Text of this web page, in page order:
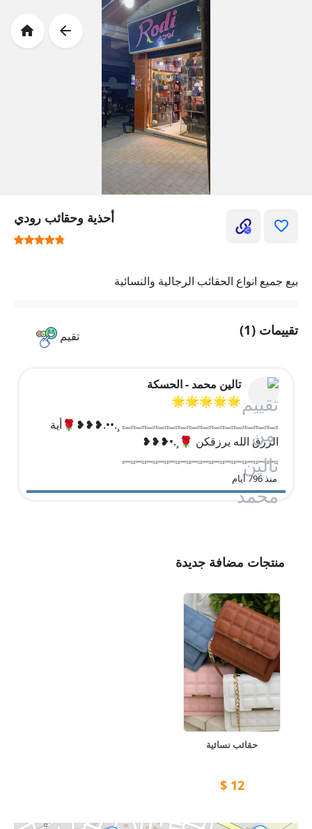
أحذية وحقائب رودي
بيع جميع انواع الحقائب الرجالية والنسائية
تقيم تقييمات (1)
تالين محمد - الحسكة
🌟🌟🌟🌟🌟
︗︗︗︗︗︗︗︗︗︗︗︗︗︗ ¸.••.❥❥❥🌹أية
الرزق الله يرزقكن 🌹¸.•❥❥❥
︘︘︘︘︘︘︘︘︘︘︘︘︘︘
منذ 796 أيام
منتجات مضافة جديدة
حقائب نسائية
12
$